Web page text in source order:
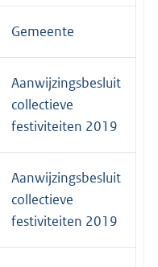
Gemeente
Aanwijzingsbesluit
collectieve
festiviteiten 2019
Aanwijzingsbesluit
collectieve
festiviteiten 2019